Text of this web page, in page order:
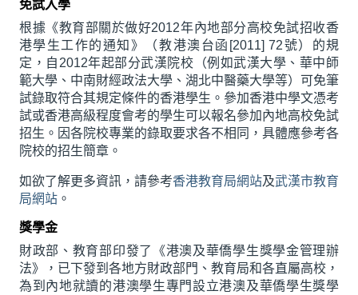
免試入學
根據《教育部關於做好2012年內地部分高校免試招收香
港學生工作的通知》（教港澳台函[2011] 72號）的規
定，自2012年起部分武漢院校（例如武漢大學、華中師
範大學、中南財經政法大學、湖北中醫藥大學等）可免筆
試錄取符合其規定條件的香港學生。參加香港中學文憑考
試或香港高級程度會考的學生可以報名參加內地高校免試
招生。因各院校專業的錄取要求各不相同，具體應參考各
院校的招生簡章。
如欲了解更多資訊，請參考香港教育局網站及武漢市教育
局網站。
獎學金
財政部、教育部印發了《港澳及華僑學生獎學金管理辦
法》，已下發到各地方財政部門、教育局和各直屬高校，
為到內地就讀的港澳學生專門設立港澳及華僑學生獎學